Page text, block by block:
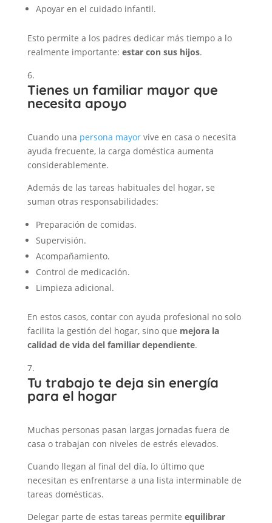
Apoyar en el cuidado infantil.
Esto permite a los padres dedicar más tiempo a lo
realmente importante: estar con sus hijos.
Tienes un familiar mayor que
necesita apoyo
Cuando una persona mayorvive en casa o necesita
ayuda frecuente, la carga doméstica aumenta
considerablemente.
Además de las tareas habituales del hogar, se
suman otras responsabilidades:
Preparación de comidas.
Supervisión.
Acompañamiento.
Control de medicación.
Limpieza adicional.
En estos casos, contar con ayuda profesional no solo
facilita la gestión del hogar, sino que mejora la
calidad de vida del familiar dependiente.
Tu trabajo te deja sin energía
para el hogar
Muchas personas pasan largas jornadas fuera de
casa o trabajan con niveles de estrés elevados.
Cuando llegan al final del día, lo último que
necesitan es enfrentarse a una lista interminable de
tareas domésticas.
Delegar parte de estas tareas permite equilibrar